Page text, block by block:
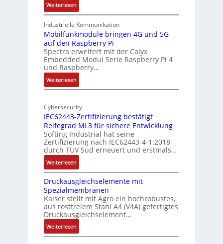
I
a
n
d
g
e
Weiterlesen:
1
9
-
Z
o
l
l
-
I
d
u
t
r
i
e
-
P
C
l
ä
s
s
Industrielle Kommunikation
Mobilfunkmodule bringen 4G und 5G
auf den Raspberry Pi
Spectra erweitert mit der Calyx
Embedded Modul Serie Raspberry Pi 4
und Raspberry…
Weiterlesen:
M
b
i
f
u
n
k
m
o
d
u
l
e
b
r
Cybersecurity
IEC62443-Zertifizierung bestätigt
Reifegrad ML3 für sichere Entwicklung
Softing Industrial hat seine
Zertifizierung nach IEC62443-4-1:2018
durch TÜV Süd erneuert und erstmals…
Weiterlesen:
I
E
C
6
2
4
4
3
Druckausgleichselemente mit
Spezialmembranen
Kaiser stellt mit Agro ein hochrobustes,
aus rostfreiem Stahl A4 (V4A) gefertigtes
Druckausgleichselement…
Weiterlesen:
D